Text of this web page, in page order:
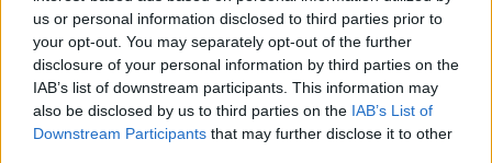
us or personal information disclosed to third parties prior to
your opt-out. You may separately opt-out of the further
disclosure of your personal information by third parties on the
IAB’s list of downstream participants. This information may
also be disclosed by us to third parties on the IAB’s List of
Downstream Participants that may further disclose it to other
liliom.
Egy kis információ a corzetti mintázó olaszországi
mesteréről: